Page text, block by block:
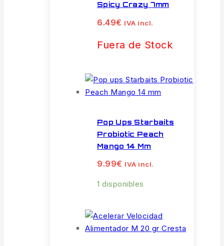
Spicy Crazy 7mm
6.49€ IVA incl.
Fuera de Stock
Pop Ups Starbaits
Probiotic Peach
Mango 14 Mm
9.99€ IVA incl.
1 disponibles